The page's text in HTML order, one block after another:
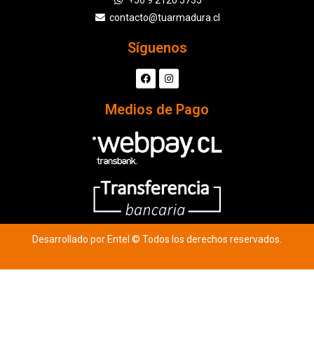
contacto@tuarmadura.cl
Síguenos
Medios de Pago
Desarrollado por Entel © Todos los derechos reservados.